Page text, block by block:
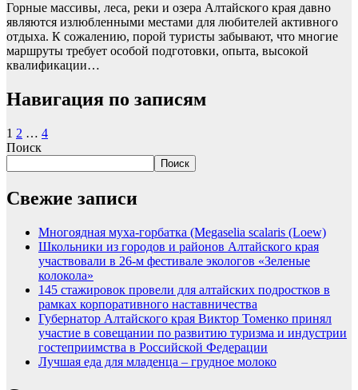
Горные массивы, леса, реки и озера Алтайского края давно
являются излюбленными местами для любителей активного
отдыха. К сожалению, порой туристы забывают, что многие
маршруты требует особой подготовки, опыта, высокой
квалификации…
Навигация по записям
1 2 … 4
Поиск
Поиск
Свежие записи
Многоядная муха-горбатка (Megaselia scalaris (Loew)
Школьники из городов и районов Алтайского края
участвовали в 26-м фестивале экологов «Зеленые
колокола»
145 стажировок провели для алтайских подростков в
рамках корпоративного наставничества
Губернатор Алтайского края Виктор Томенко принял
участие в совещании по развитию туризма и индустрии
гостеприимства в Российской Федерации
Лучшая еда для младенца – грудное молоко